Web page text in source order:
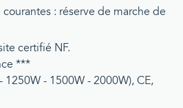
: réserve de marche de
certifié NF.
***
1250W - 1500W - 2000W), CE,